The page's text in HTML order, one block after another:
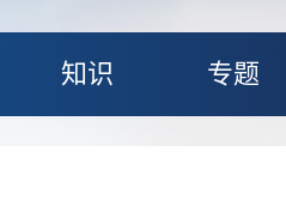
知识 专题